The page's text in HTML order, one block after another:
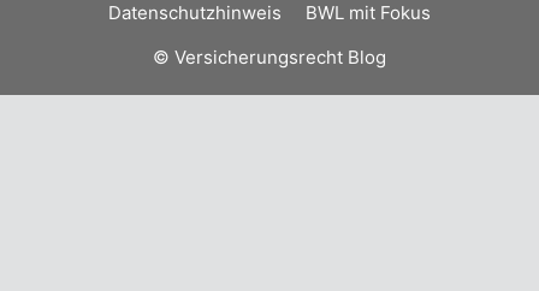
Datenschutzhinweis
BWL mit Fokus
© Versicherungsrecht Blog